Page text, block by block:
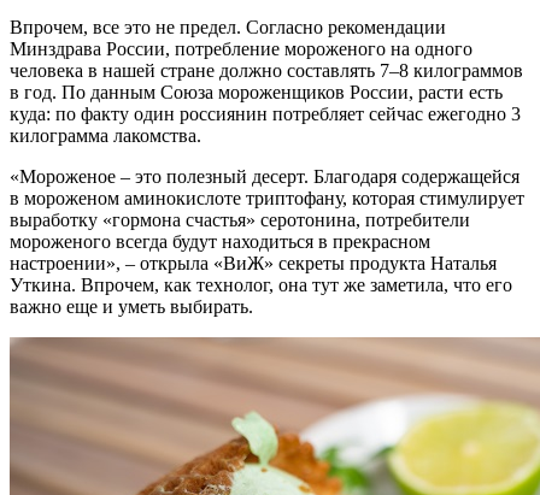
Впрочем, все это не предел. Соглас­но рекомендации
Минздрава России, потребление мороженого на одного
человека в нашей стране должно со­ставлять 7–8 килограммов
в год. По данным Союза мороженщиков России, расти есть
куда: по факту один россия­нин потребляет сейчас ежегодно 3
ки­лограмма лакомства.
«Мороженое – это полезный десерт. Благодаря содержащейся
в мороже­ном аминокислоте триптофану, кото­рая стимулирует
выработку «гормона счастья» серотонина, потребители
мороженого всегда будут находиться в прекрасном
настроении», – откры­ла «ВиЖ» секреты продукта Наталья
Уткина. Впрочем, как технолог, она тут же заметила, что его
важно еще и уметь выбирать.